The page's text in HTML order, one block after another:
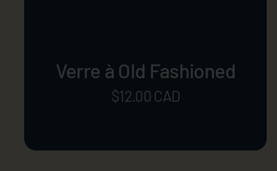
Verre à Old Fashioned
Prix:
$12.00 CAD